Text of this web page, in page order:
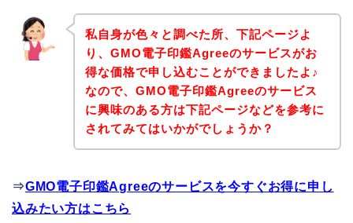
私自身が色々と調べた所、下記ページよ
り、GMO電子印鑑Agreeのサービスがお
得な価格で申し込むことができましたよ♪
なので、GMO電子印鑑Agreeのサービス
に興味のある方は下記ページなどを参考に
されてみてはいかがでしょうか？
⇒GMO電子印鑑Agreeのサービスを今すぐお得に申し
込みたい方はこちら